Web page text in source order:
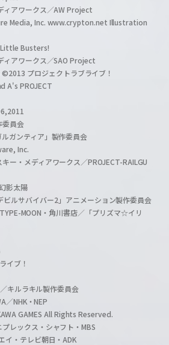
ィアワークス／AW Project
Media, Inc. www.crypton.net Illustration
Busters!
アワークス／SAO Project
プロジェクトラブライブ！
A's PROJECT
委員会
ガンティア」製作委員会
Inc.
ー・メディアワークス／PROJECT-RAILGU
影太陽
ルサバイバー2」アニメーション製作委員会
MOON・角川書店／「プリズマ☆イリ
イブ！
キルラキル製作委員会
／NHK・NEP
GAMES All Rights Reserved.
レックス・シャフト・MBS
・テレビ朝日・ADK